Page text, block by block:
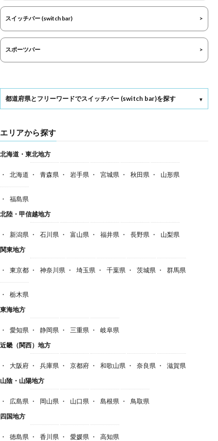
スイッチバー (switch bar)
スポーツバー
都道府県とフリーワードでスイッチバー (switch bar)を探す
エリアから探す
北海道・東北地方
北海道 青森県 岩手県 宮城県 秋田県 山形県
福島県
北陸・甲信越地方
新潟県 石川県 富山県 福井県 長野県
山梨県
関東地方
東京都 神奈川県 埼玉県 千葉県 茨城県 群馬県
栃木県
東海地方
愛知県 静岡県 三重県
岐阜県
近畿（関西）地方
大阪府 兵庫県 京都府 和歌山県 奈良県
滋賀県
山陰・山陽地方
広島県 岡山県 山口県 島根県
鳥取県
四国地方
徳島県 香川県 愛媛県
高知県